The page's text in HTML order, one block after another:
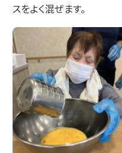
スをよく混ぜます。